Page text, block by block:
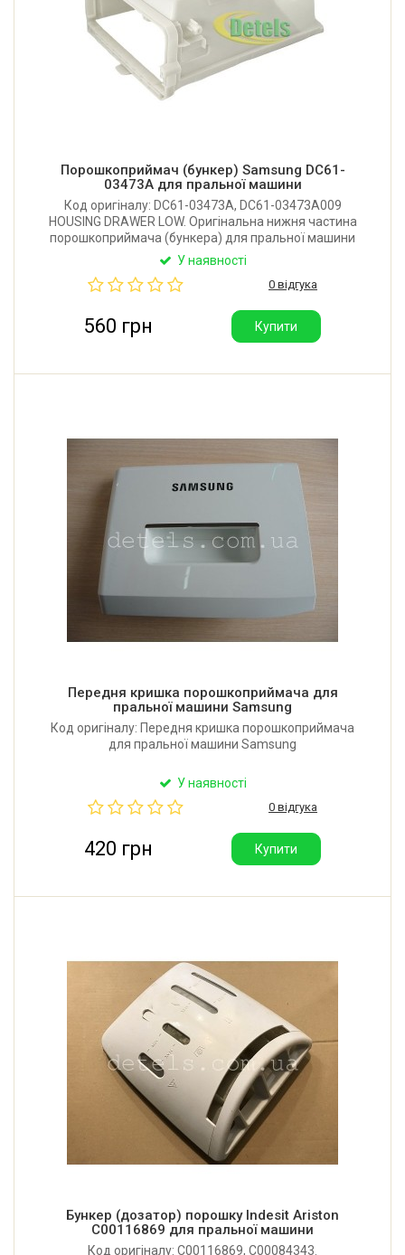
Порошкоприймач (бункер) Samsung DC61-
03473A для пральної машини
Код оригіналу: DC61-03473A, DC61-03473A009
HOUSING DRAWER LOW. Оригінальна нижня частина
порошкоприймача (бункера) для пральної машини
Samsung.
У наявності
0 відгука
560 грн Купити
Передня кришка порошкоприймача для
пральної машини Samsung
Код оригіналу: Передня кришка порошкоприймача
для пральної машини Samsung
У наявності
0 відгука
420 грн Купити
Бункер (дозатор) порошку Indesit Ariston
C00116869 для пральної машини
Код оригіналу: C00116869, C00084343.